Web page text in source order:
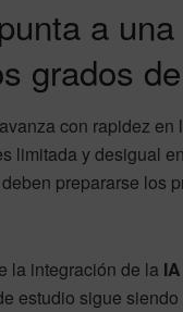
a
grados
avanza con rapidez en
limitada y desigual
prepararse los
la integración de la
estudio sigue